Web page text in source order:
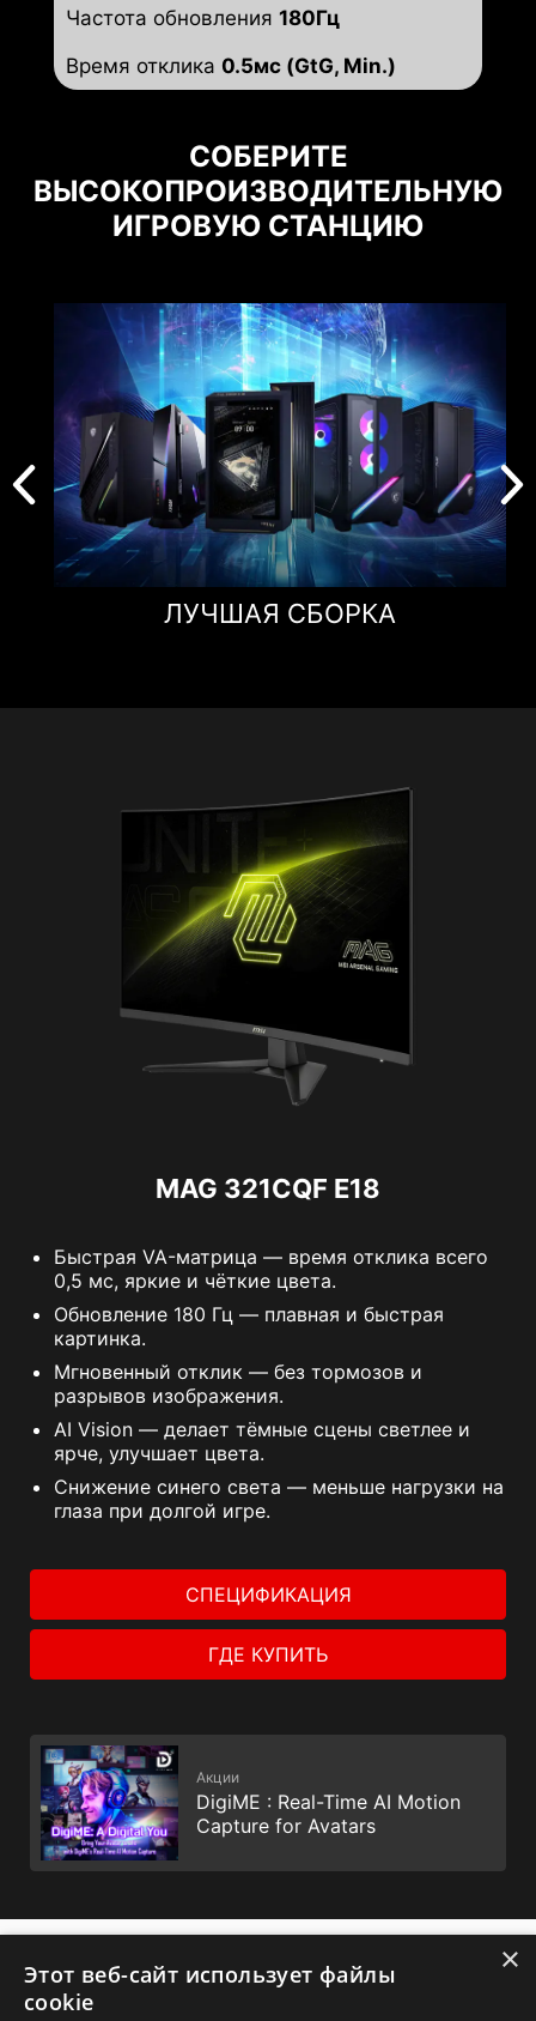
Частота обновления 180Гц
Время отклика 0.5мс (GtG, Min.)
СОБЕРИТЕ
ВЫСОКОПРОИЗВОДИТЕЛЬНУЮ
ИГРОВУЮ СТАНЦИЮ
ЛУЧШАЯ СБОРКА
MAG 321CQF E18
Быстрая VA-матрица — время отклика всего
0,5 мс, яркие и чёткие цвета.
Обновление 180 Гц — плавная и быстрая
картинка.
Мгновенный отклик — без тормозов и
разрывов изображения.
AI Vision — делает тёмные сцены светлее и
ярче, улучшает цвета.
Снижение синего света — меньше нагрузки на
глаза при долгой игре.
СПЕЦИФИКАЦИЯ
ГДЕ КУПИТЬ
Акции
DigiME : Real-Time AI Motion
Capture for Avatars
×
Этот веб-сайт использует файлы
cookie